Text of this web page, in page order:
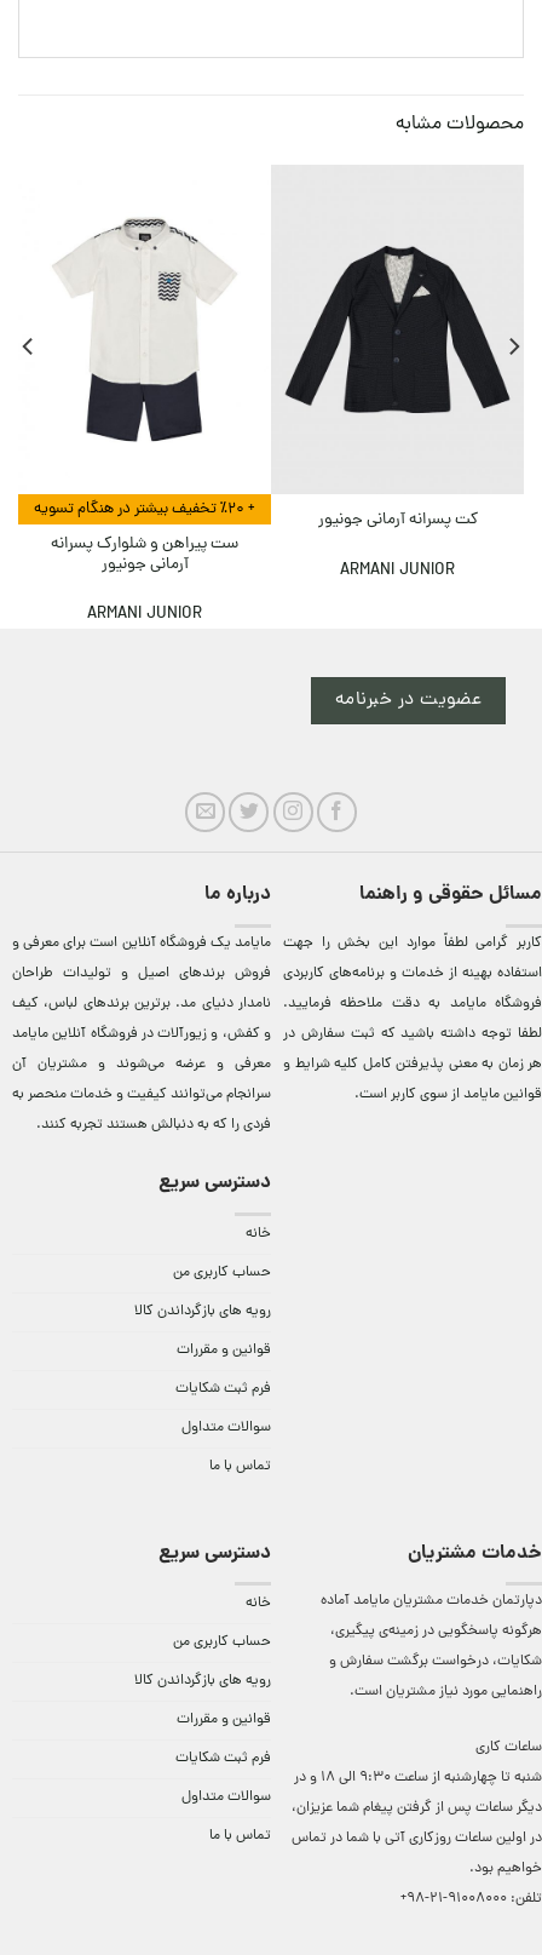
محصولات مشابه
کت پسرانه آرمانی جونیور
ARMANI JUNIOR
+ ٪۲۰ تخفیف بیشتر در هنگام تسویه
ست پیراهن و شلوارک پسرانه
آرمانی جونیور
ARMANI JUNIOR
عضویت در خبرنامه
مسائل حقوقی و راهنما
کاربر گرامی لطفاً موارد این بخش را جهت
استفاده بهینه از خدمات و برنامه‌‏های کاربردی
فروشگاه مایامد به دقت ملاحظه فرمایید.
لطفا توجه داشته باشید که ثبت سفارش در
هر زمان به معنی پذیرفتن کامل کلیهشرایط و
قوانین مایامداز سوی کاربر است.
درباره ما
مایامد يک فروشگاه آنلاين است برای معرفی و
فروش برندهای اصيل و توليدات طراحان
نامدار دنيای مد. برترين‌ برندهای لباس، کيف
و کفش، و زيورآلات در فروشگاه آنلاين مایامد
معرفی و عرضه می‌شوند و مشتريان آن
سرانجام می‌توانند کيفيت و خدمات منحصر به
فردی را که به دنبالش هستند تجربه کنند.
دسترسی سریع
خانه
حساب کاربری من
رویه های بازگرداندن کالا
قوانین و مقررات
فرم ثبت شکایات
سوالات متداول
تماس با ما
خدمات مشتریان
دپارتمان خدمات مشتریان مایامد آماده
هرگونه پاسخگویی در زمینه‌ی پیگیری،
شکایات، درخواست برگشت سفارش و
راهنمایی مورد نیاز مشتریان است.
ساعات کاری
شنبه تا چهارشنبه از ساعت 9:30 الی 18 و در
دیگر ساعات ‌پس از گرفتن پیغام شما عزیزان،
در اولین ساعات روزکاری آتی با شما در تماس
خواهیم بود.
تلفن: 91008000-21-98+
دسترسی سریع
خانه
حساب کاربری من
رویه های بازگرداندن کالا
قوانین و مقررات
فرم ثبت شکایات
سوالات متداول
تماس با ما